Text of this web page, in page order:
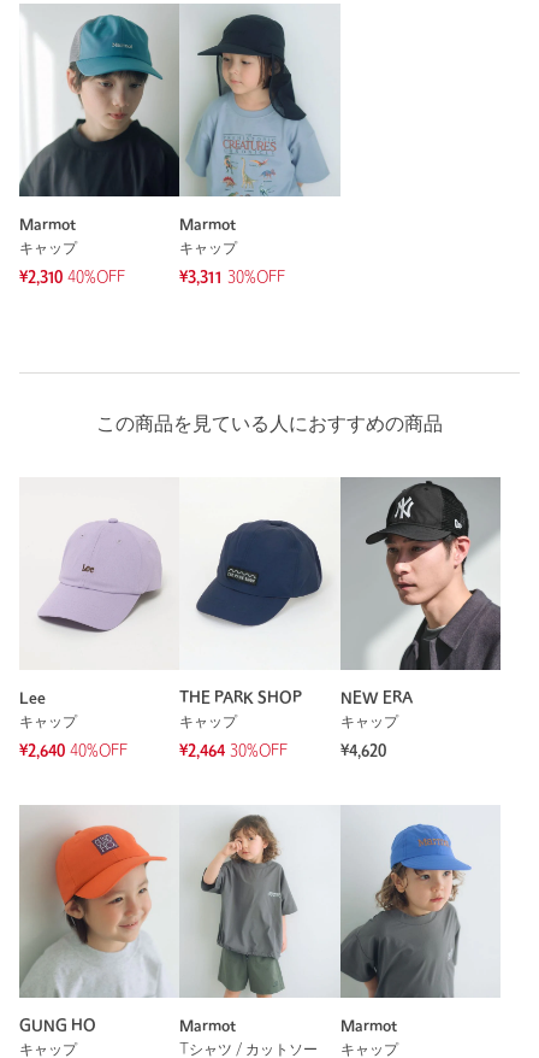
Marmot
キャップ
¥2,310 40%OFF
Marmot
キャップ
¥3,311
30%OFF
この商品を見ている人におすすめの商品
Lee
キャップ
¥2,640 40%OFF
THE PARK SHOP
キャップ
¥2,464 30%OFF
NEW ERA
キャップ
¥4,620
GUNG HO
キャップ
Marmot
Tシャツ / カットソー
Marmot
キャップ